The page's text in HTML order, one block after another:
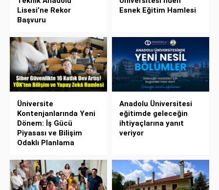
Lisesi’ne Rekor
Başvuru
Esnek Eğitim Hamlesi
Üniversite
Kontenjanlarında Yeni
Dönem: İş Gücü
Piyasası ve Bilişim
Odaklı Planlama
Anadolu Üniversitesi
eğitimde geleceğin
ihtiyaçlarına yanıt
veriyor